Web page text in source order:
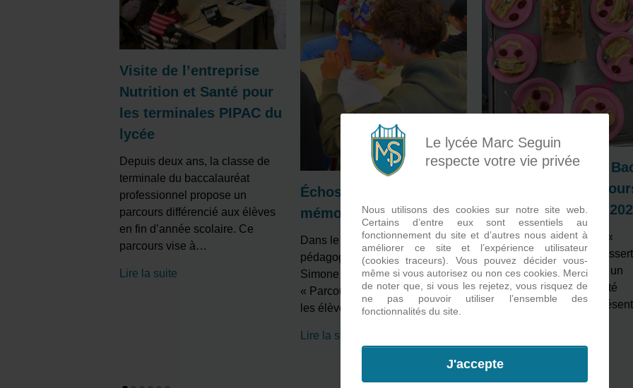
Visite de l’entreprise
Nutrition et Santé pour
les terminales PIPAC du
lycée
Depuis deux ans, la classe de
terminale du baccalauréat
professionnel propose un
parcours différencié aux élèves
en fin d’année scolaire. Ce
parcours vise à…
Lire la suite
Échos du passé,
mémoire pour résister
Dans le cadre d’un projet
pédagogique mené autour de
Simone Veil et de l’objet d’étude
« Parcours d’un personnage »,
les élèves de 1ère MSPC du…
Lire la suite
Les élèves de 1ère
Pro PIPAC au
Innov’Aliment Bac
Saviez-vous ce qu’est la «
Fragola bianca » ? Ce
spécialement conçu pour un
anniversaire d’enfant, a été
imaginé, développé et
Lire la suite
Le lycée Marc Seguin
respecte votre vie privée
Nous utilisons des cookies sur notre site web.
Certains d’entre eux sont essentiels au
fonctionnement du site et d’autres nous aident à
améliorer ce site et l’expérience utilisateur
(cookies traceurs). Vous pouvez décider vous-
même si vous autorisez ou non ces cookies. Merci
de noter que, si vous les rejetez, vous risquez de
ne pas pouvoir utiliser l’ensemble des
fonctionnalités du site.
J'accepte